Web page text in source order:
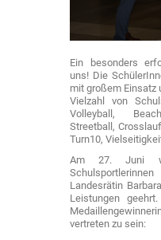
Ein besonders
uns! Die
mit großem Einsatz
Vielzahl von
Volleyball,
Streetball,
Turn10,
Am 27. Juni
Landesrätin
Leistungen
vertreten zu sein: